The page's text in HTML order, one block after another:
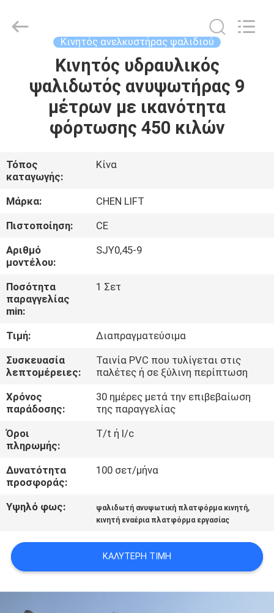
ΠΡΟΪΌΝΤΑ
ΣΧΕΤΙΚΆ
ΜΕ
ΕΜΆΣ
ΕΠΙΣΚΈΨΕΙΣ
ΣΤΟ
ΕΡΓΟΣΤΆΣΙΟ
ΈΛΕΓΧΟΣ
ΠΟΙΌΤΗΤΑΣ
ΕΠΙΚΟΙΝΩΝΉΣΤΕ
ΜΑΖΊ
ΜΑΣ
ΕΙΔΉΣΕΙΣ
ΖΗΤΉΣΤΕ
ΜΙΑ
SITEMAP
Κινητός ανελκυστήρας ψαλιδιού
Κινητός υδραυλικός
ψαλιδωτός ανυψωτήρας 9
μέτρων με ικανότητα
φόρτωσης 450 κιλών
Τόπος
καταγωγής:
Κίνα
Μάρκα:
CHEN LIFT
Πιστοποίηση:
CE
Αριθμό
μοντέλου:
SJY0,45-9
Ποσότητα
παραγγελίας
min:
1 Σετ
Τιμή:
Διαπραγματεύσιμα
Συσκευασία
λεπτομέρειες:
Ταινία PVC που τυλίγεται στις
παλέτες ή σε ξύλινη περίπτωση
Χρόνος
παράδοσης:
30 ημέρες μετά την επιβεβαίωση
της παραγγελίας
Όροι
πληρωμής:
T/t ή l/c
Δυνατότητα
προσφοράς:
100 σετ/μήνα
Υψηλό φως: ψαλιδωτή ανυψωτική πλατφόρμα κινητή,
κινητή εναέρια πλατφόρμα εργασίας
ΚΑΛΎΤΕΡΗ ΤΙΜΉ